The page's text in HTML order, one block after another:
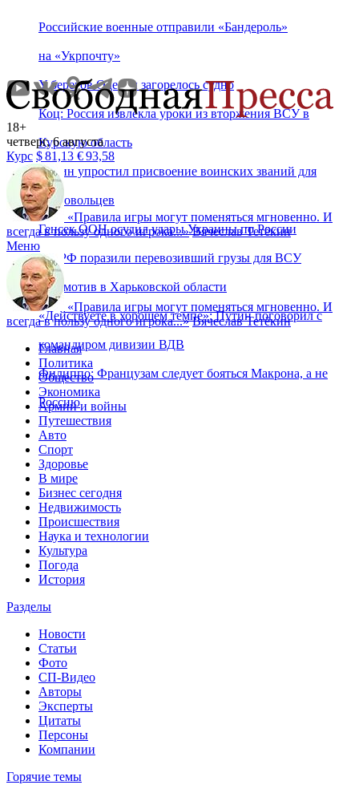
Российские военные отправили «Бандероль»
на «Укрпочту»
У берегов Одессы загорелось судно
Коц: Россия извлекла уроки из вторжения ВСУ в
Курскую область
Путин упростил присвоение воинских званий для
добровольцев
Генсек ООН осудил удары Украины по России
ВС РФ поразили перевозивший грузы для ВСУ
локомотив в Харьковской области
«Действуете в хорошем темпе»: Путин поговорил с
командиром дивизии ВДВ
Филиппо: Французам следует бояться Макрона, а не
Россию
18+
четверг, 6 августа
Курс $81,13 €93,58
«Правила игры могут поменяться мгновенно. И
всегда в пользу одного игрока...» Вячеслав Тетёкин
Меню
«Правила игры могут поменяться мгновенно. И
всегда в пользу одного игрока...» Вячеслав Тетёкин
Главная
Политика
Общество
Экономика
Армии и войны
Путешествия
Авто
Спорт
Здоровье
В мире
Бизнес сегодня
Недвижимость
Происшествия
Наука и технологии
Культура
Погода
История
Разделы
Новости
Статьи
Фото
СП-Видео
Авторы
Эксперты
Цитаты
Персоны
Компании
Горячие темы